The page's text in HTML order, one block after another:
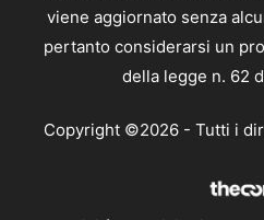
viene aggiornato senza
pertanto considerarsi un
della legge n. 62
Copyright ©2026 - Tutti i